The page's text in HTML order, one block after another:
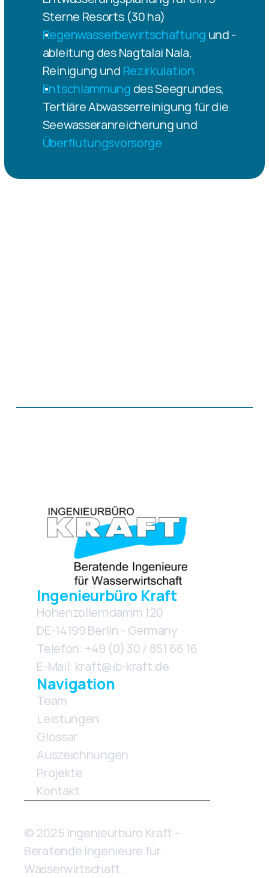
Sterne Resorts (30 ha)
Regenwasserbewirtschaftung und -
ableitung des Nagtalai Nala,
Reinigung und Rezirkulation
Entschlammung des Seegrundes,
Tertiäre Abwasserreinigung für die
Überflutungsvorsorge
Ingenieurbüro Kraft
Hohenzollerndamm 120
DE-14199 Berlin - Germany
Telefon: +49 (0) 30 / 851 66 16
E-Mail: kraft@ib-kraft.de
Navigation
Team
Leistungen
Glossar
Auszeichnungen
Projekte
Kontakt
© 2025 Ingenieurbüro Kraft -
Beratende Ingenieure für
Wasserwirtschaft.